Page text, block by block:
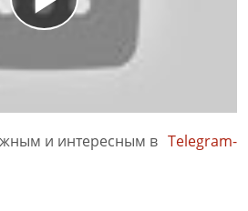
и интересным в Telegram-